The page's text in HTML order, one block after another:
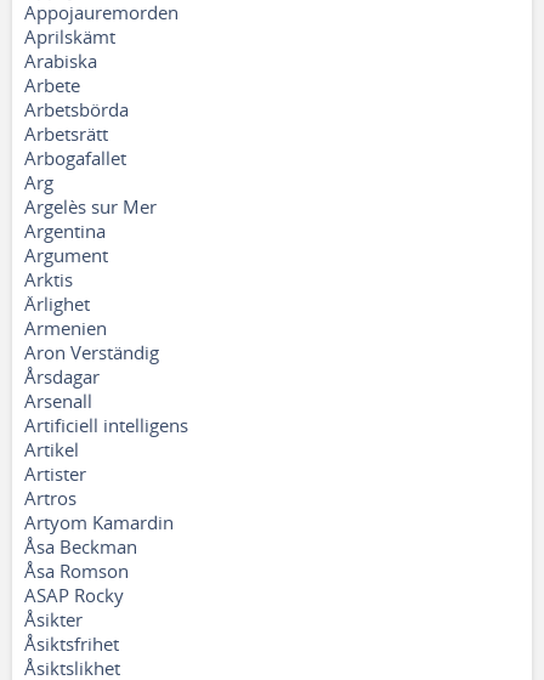
Appojauremorden
Aprilskämt
Arabiska
Arbete
Arbetsbörda
Arbetsrätt
Arbogafallet
Arg
Argelès sur Mer
Argentina
Argument
Arktis
Ärlighet
Armenien
Aron Verständig
Årsdagar
Arsenall
Artificiell intelligens
Artikel
Artister
Artros
Artyom Kamardin
Åsa Beckman
Åsa Romson
ASAP Rocky
Åsikter
Åsiktsfrihet
Åsiktslikhet